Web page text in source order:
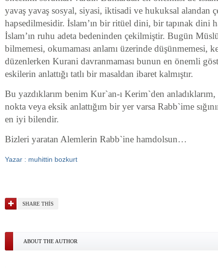
yavaş yavaş sosyal, siyasi, iktisadi ve hukuksal alandan
hapsedilmesidir. İslam’ın bir ritüel dini, bir tapınak dini
İslam’ın ruhu adeta bedeninden çekilmiştir. Bugün
bilmemesi, okumaması anlamı üzerinde düşünmemesi,
düzenlerken Kurani davranmaması bunun en önemli
eskilerin anlattığı tatlı bir masaldan ibaret kalmıştır.
Bu yazdıklarım benim Kur`an-ı Kerim`den anladıklarım,
nokta veya eksik anlattığım bir yer varsa Rabb`ime
en iyi bilendir.
Bizleri yaratan Alemlerin Rabb`ine hamdolsun…
Yazar : muhittin bozkurt
SHARE THIS
ABOUT THE AUTHOR